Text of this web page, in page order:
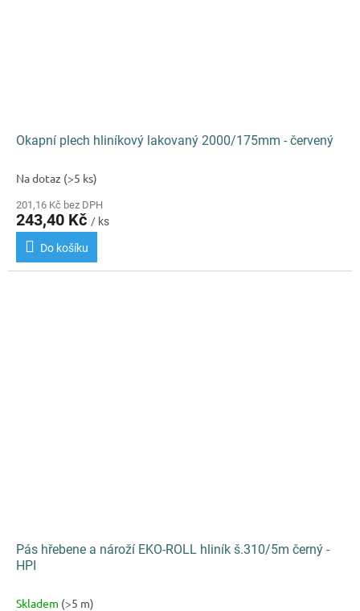
Okapní plech hliníkový lakovaný 2000/175mm - červený
Na dotaz (>5 ks)
201,16 Kč bez DPH
243,40 Kč / ks
Do košíku
Pás hřebene a nároží EKO-ROLL hliník š.310/5m černý -
HPI
Skladem (>5 m)